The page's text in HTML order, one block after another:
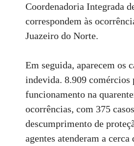
Coordenadoria Integrada
correspondem às
Juazeiro do Norte.
Em seguida, aparecem os
indevida. 8.909 comércios
funcionamento na
ocorrências, com 375
descumprimento de
agentes atenderam a